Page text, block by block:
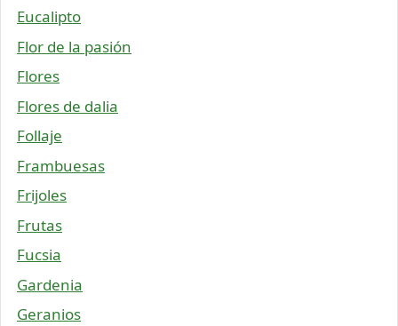
Eucalipto
Flor de la pasión
Flores
Flores de dalia
Follaje
Frambuesas
Frijoles
Frutas
Fucsia
Gardenia
Geranios